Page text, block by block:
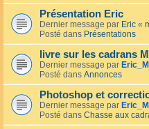
Présentation Eric
Dernier message par Eric «
Posté dans Présentations
livre sur les cadrans
Dernier message par Eric_M
Posté dans Annonces
Photoshop et
Dernier message par Eric_M
Posté dans Chasse aux